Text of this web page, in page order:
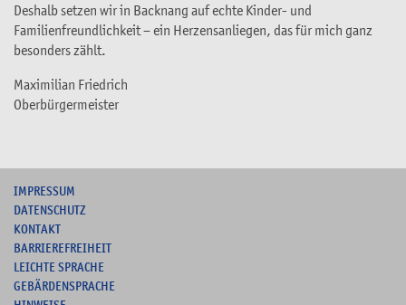
Deshalb setzen wir in Backnang auf echte Kinder- und
Familienfreundlichkeit – ein Herzensanliegen, das für mich ganz
besonders zählt.
Maximilian Friedrich
Oberbürgermeister
IMPRESSUM
DATENSCHUTZ
KONTAKT
BARRIEREFREIHEIT
LEICHTE SPRACHE
GEBÄRDENSPRACHE